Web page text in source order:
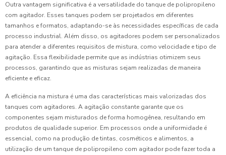
Outra vantagem significativa é a versatilidade do tanque de polipropileno
com agitador. Esses tanques podem ser projetados em diferentes
tamanhos e formatos, adaptando-se às necessidades específicas de cada
processo industrial. Além disso, os agitadores podem ser personalizados
para atender a diferentes requisitos de mistura, como velocidade e tipo de
agitação. Essa flexibilidade permite que as indústrias otimizem seus
processos, garantindo que as misturas sejam realizadas de maneira
eficiente e eficaz.
A eficiência na mistura é uma das características mais valorizadas dos
tanques com agitadores. A agitação constante garante que os
componentes sejam misturados de forma homogênea, resultando em
produtos de qualidade superior. Em processos onde a uniformidade é
essencial, como na produção de tintas, cosméticos e alimentos, a
utilização de um tanque de polipropileno com agitador pode fazer toda a